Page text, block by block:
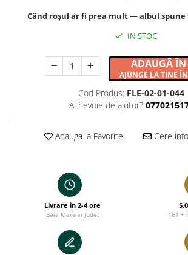
Când roșul ar fi prea mult — albul
IN STOC
ADAUGĂ ÎN
AJUNGE LA TINE
Cod Produs: FLE-02-01-044
Ai nevoie de ajutor?
Adauga la Favorite Cere
Livrare in 2-4 ore
Baia Mare si judet 161 +